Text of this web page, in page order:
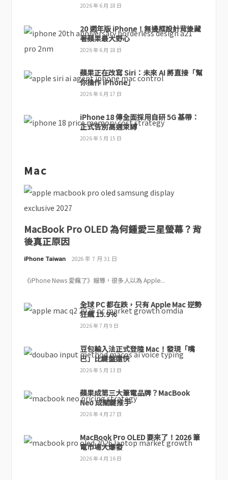
2026 年 6 月 18 日
20 週年版 iPhone！無邊框設計背後藏
著蘋果最大野心
2026 年 6 月 18 日
蘋果正在改寫 Siri：未來 AI 將直接「幫
你操作 iPhone」
2026 年 6 月 17 日
iPhone 18 傳全面採用自研 5G 基帶：
正式告別高通束縛
2026 年 5 月 15 日
Mac
MacBook Pro OLED 為何鍾愛三星螢幕？背
後真正原因
iPhone Taiwan 2026 年 7 月 31 日
《iPhone News 愛瘋了》報導，很多人以為 Apple...
全球 PC 都在跌，只有 Apple Mac 逆勢
狂飆 15.9%
2026 年 7 月 9 日
豆包輸入法正式登陸 Mac！發現「嘴
巴」比鍵盤還快
2026 年 5 月 13 日
蘋果成第三大筆電品牌？MacBook
Neo 成關鍵推手
2026 年 4 月 27 日
MacBook Pro OLED 要來了！2026 筆
電市場大爆發
2026 年 4 月 16 日